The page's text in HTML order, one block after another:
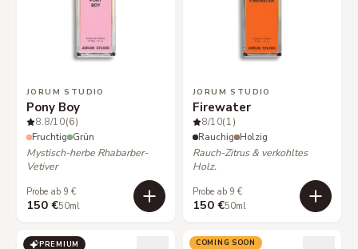
JORUM STUDIO
Pony Boy
8.8/10(6)
Fruchtig Grün
Mystisch-herbe Rhabarber-
Vetiver
Probe ab 9 €
150 €50ml
JORUM STUDIO
Firewater
8/10(1)
Rauchig Holzig
Rauch-Zitrus & verkohltes
Holz.
Probe ab 9 €
150 €50ml
PREMIUM COMING SOON